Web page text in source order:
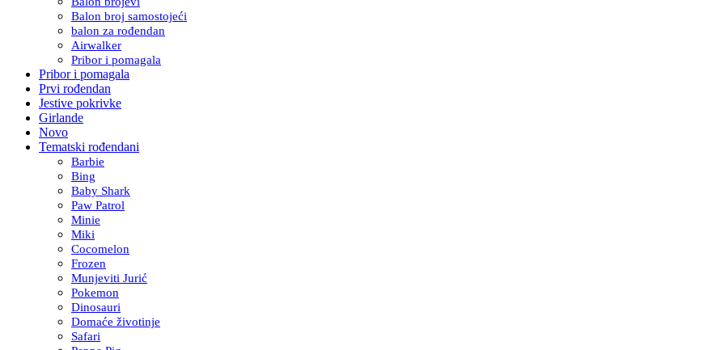
Balon broj samostojeći
balon za rođendan
Airwalker
Pribor i pomagala
Pribor i pomagala
Prvi rođendan
Jestive pokrivke
Girlande
Novo
Tematski rođendani
Barbie
Bing
Baby Shark
Paw Patrol
Minie
Miki
Cocomelon
Frozen
Munjeviti Jurić
Pokemon
Dinosauri
Domaće životinje
Safari